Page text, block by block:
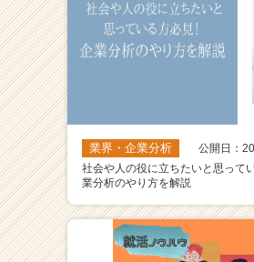
業界・企業分析
公開日：
社会や人の役に立ちたいと思って
業分析のやり方を解説